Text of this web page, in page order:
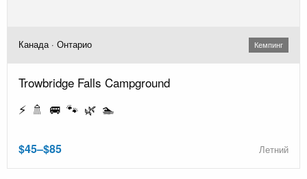
Канада · Онтарио Кемпинг
Trowbridge Falls Campground
⚡ 🚿 🚐 🐾 🌿 🏊
$45–$85 Летний